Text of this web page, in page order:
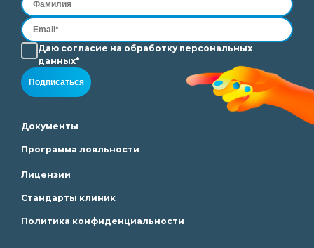
Даю согласие на обработкуперсональных
данных*
Подписаться
Документы
Программа лояльности
Лицензии
Стандарты клиник
Политика конфиденциальности